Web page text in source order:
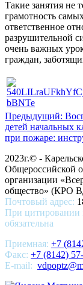
Такие занятия не
грамотность
ответственное
разрушительной
очень важных
граждан,
Предыдущий:
детей начальных
при пожаре:
2023г.© -
Общероссийской
организации
общество» (КРО
Почтовый адрес:
При цитировании
обязательна
Приемная: +7
Факс: +7 (8142)
E-mail: